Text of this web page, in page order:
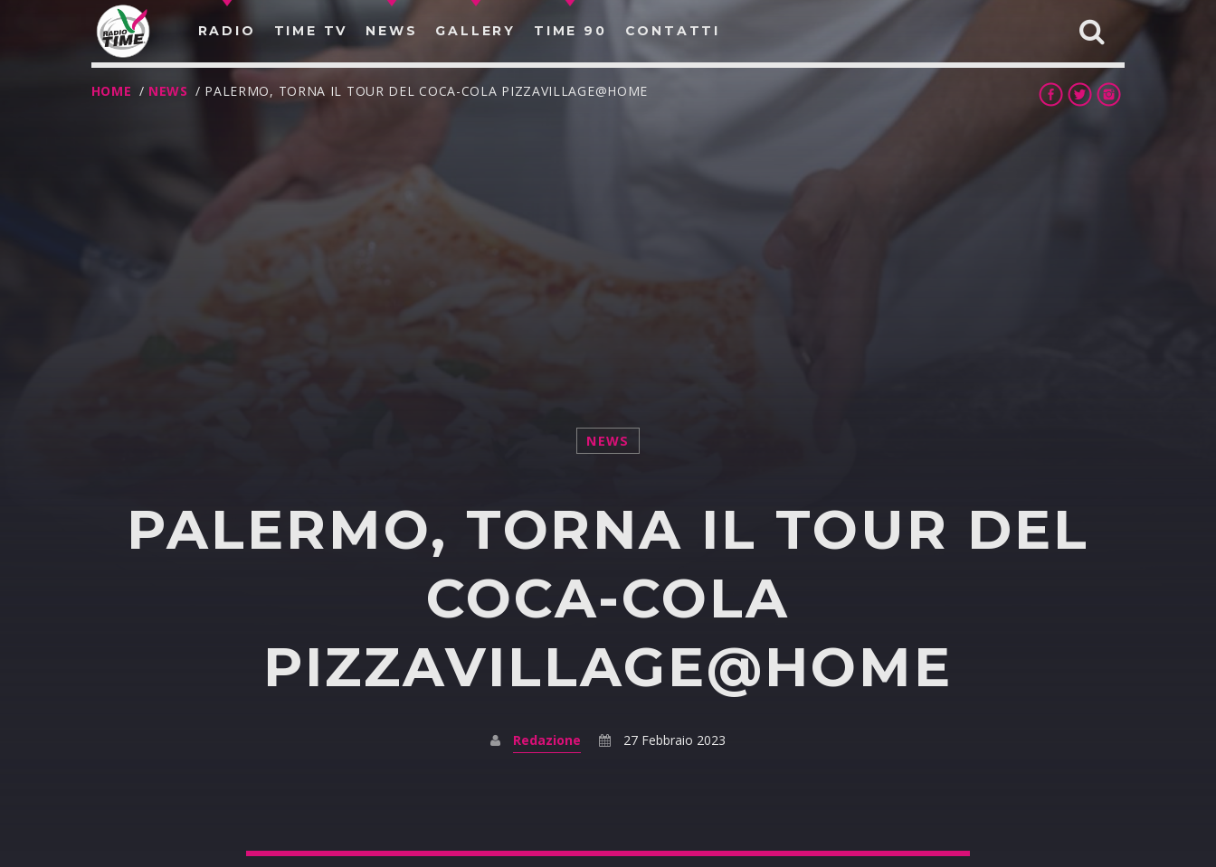
RADIO TIME TV NEWS GALLERY TIME 90 CONTATTI
HOME / NEWS / PALERMO, TORNA IL TOUR DEL COCA-COLA PIZZAVILLAGE@HOME
NEWS
PALERMO, TORNA IL TOUR DEL
COCA-COLA
PIZZAVILLAGE@HOME
Redazione 27 Febbraio 2023